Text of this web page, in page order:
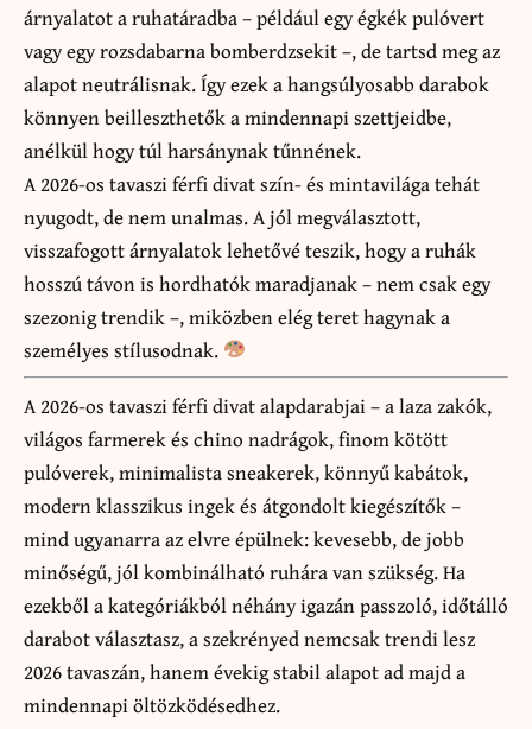
árnyalatot a ruhatáradba – például egy égkék pulóvert
vagy egy rozsdabarna bomberdzsekit –, de tartsd meg az
alapot neutrálisnak. Így ezek a hangsúlyosabb darabok
könnyen beilleszthetők a mindennapi szettjeidbe,
anélkül hogy túl harsánynak tűnnének.
A 2026-os tavaszi férfi divat szín- és mintavilága tehát
nyugodt, de nem unalmas. A jól megválasztott,
visszafogott árnyalatok lehetővé teszik, hogy a ruhák
hosszú távon is hordhatók maradjanak – nem csak egy
szezonig trendik –, miközben elég teret hagynak a
személyes stílusodnak.
A 2026-os tavaszi férfi divat alapdarabjai – a laza zakók,
világos farmerek és chino nadrágok, finom kötött
pulóverek, minimalista sneakerek, könnyű kabátok,
modern klasszikus ingek és átgondolt kiegészítők –
mind ugyanarra az elvre épülnek: kevesebb, de jobb
minőségű, jól kombinálható ruhára van szükség. Ha
ezekből a kategóriákból néhány igazán passzoló, időtálló
darabot választasz, a szekrényed nemcsak trendi lesz
2026 tavaszán, hanem évekig stabil alapot ad majd a
mindennapi öltözködésedhez.